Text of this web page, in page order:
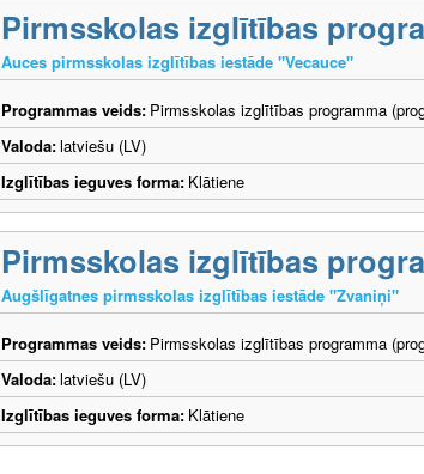
Pirmsskolas izglītības
Auces pirmsskolas izglītības iestāde "Vecauce"
Programmas veids: Pirmsskolas izglītības programma
Valoda:latviešu (LV)
Izglītības ieguves forma: Klātiene
Pirmsskolas izglītības
Augšlīgatnes pirmsskolas izglītības iestāde "Zvaniņi"
Programmas veids: Pirmsskolas izglītības programma
Valoda:latviešu (LV)
Izglītības ieguves forma: Klātiene